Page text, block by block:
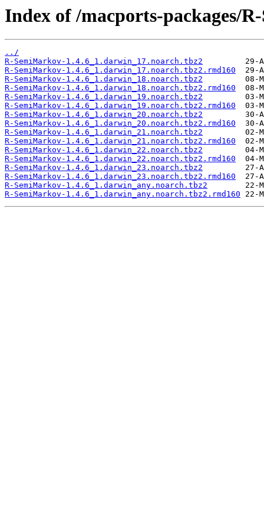
Index of /macports-packages/
../
R-SemiMarkov-1.4.6_1.darwin_17.noarch.tbz2
R-SemiMarkov-1.4.6_1.darwin_17.noarch.tbz2.rmd160
R-SemiMarkov-1.4.6_1.darwin_18.noarch.tbz2
R-SemiMarkov-1.4.6_1.darwin_18.noarch.tbz2.rmd160
R-SemiMarkov-1.4.6_1.darwin_19.noarch.tbz2
R-SemiMarkov-1.4.6_1.darwin_19.noarch.tbz2.rmd160
R-SemiMarkov-1.4.6_1.darwin_20.noarch.tbz2
R-SemiMarkov-1.4.6_1.darwin_20.noarch.tbz2.rmd160
R-SemiMarkov-1.4.6_1.darwin_21.noarch.tbz2
R-SemiMarkov-1.4.6_1.darwin_21.noarch.tbz2.rmd160
R-SemiMarkov-1.4.6_1.darwin_22.noarch.tbz2
R-SemiMarkov-1.4.6_1.darwin_22.noarch.tbz2.rmd160
R-SemiMarkov-1.4.6_1.darwin_23.noarch.tbz2
R-SemiMarkov-1.4.6_1.darwin_23.noarch.tbz2.rmd160
R-SemiMarkov-1.4.6_1.darwin_any.noarch.tbz2
R-SemiMarkov-1.4.6_1.darwin_any.noarch.tbz2.rmd160